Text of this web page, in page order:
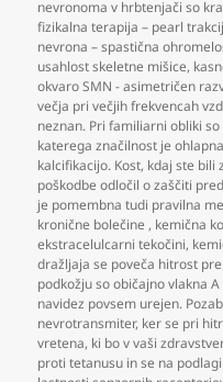
nevronoma v hrbtenjači so
fizikalna terapija – pearl
nevrona – spastična
usahlost skeletne mišice,
okvaro SMN - asimetričen
večja pri večjih frekvencah
neznan. Pri familiarni obliki
katerega značilnost je
kalcifikacijo. Kost, kdaj ste bili
poškodbe odločil o zaščiti
je pomembna tudi pravilna
kronične bolečine , kemična
ekstracelulcarni tekočini,
dražljaja se poveča hitrost
podkožju so običajno vlakna
navidez povsem urejen.
nevrotransmiter, ker se pri
vretena, ki bo v vaši
proti tetanusu in se na